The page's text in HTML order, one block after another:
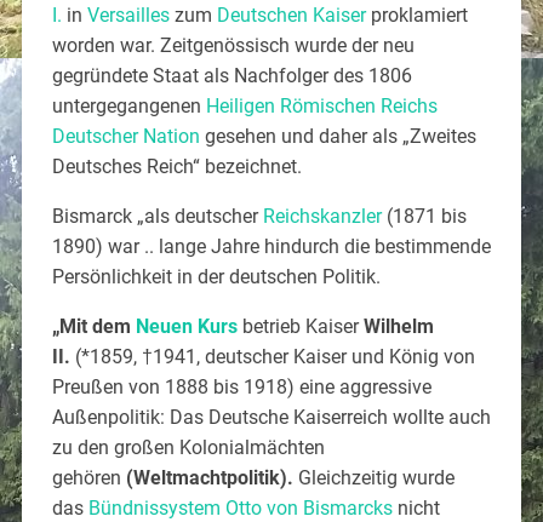
I. in Versailleszum Deutschen Kaiserproklamiert
worden war. Zeitgenössisch wurde der neu
gegründete Staat als Nachfolger des 1806
untergegangenen Heiligen Römischen Reichs
Deutscher Nation gesehen und daher als „Zweites
Deutsches Reich“ bezeichnet.
Bismarck „als deutscher Reichskanzler(1871 bis
1890) war .. lange Jahre hindurch die bestimmende
Persönlichkeit in der deutschen Politik.
„Mit dem Neuen Kursbetrieb KaiserWilhelm
II. (*1859, †1941, deutscher Kaiser und König von
Preußen von 1888 bis 1918) eine aggressive
Außenpolitik: Das Deutsche Kaiserreich wollte auch
zu den großen Kolonialmächten
gehören (Weltmachtpolitik). Gleichzeitig wurde
das Bündnissystem Otto von Bismarcksnicht